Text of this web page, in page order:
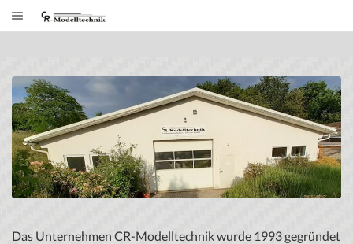
Das Unternehmen CR-Modelltechnik wurde 1993 gegründet